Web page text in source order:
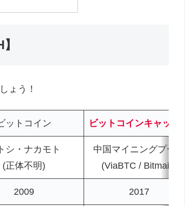
ょう！
ットコイン ビットコインキャッシュ
シ・ナカモト
(正体不明)
中国マイニングプール
(ViaBTC / Bitmain)
2009 2017